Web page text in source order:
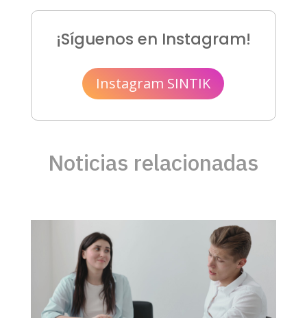
¡Síguenos en Instagram!
Instagram SINTIK
Noticias relacionadas